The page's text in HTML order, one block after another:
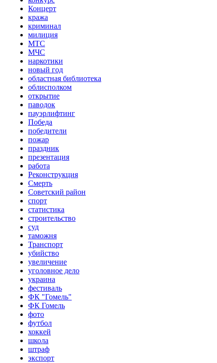
Концерт
кража
криминал
милиция
МТС
МЧС
наркотики
новый год
областная библиотека
облисполком
открытие
паводок
пауэрлифтинг
Победа
победители
пожар
праздник
презентация
работа
Реконструкция
Смерть
Советский район
спорт
статистика
строительство
суд
таможня
Транспорт
убийство
увеличение
уголовное дело
украина
фестиваль
ФК "Гомель"
ФК Гомель
фото
футбол
хоккей
школа
штраф
экспорт